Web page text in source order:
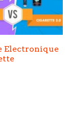
Electronique